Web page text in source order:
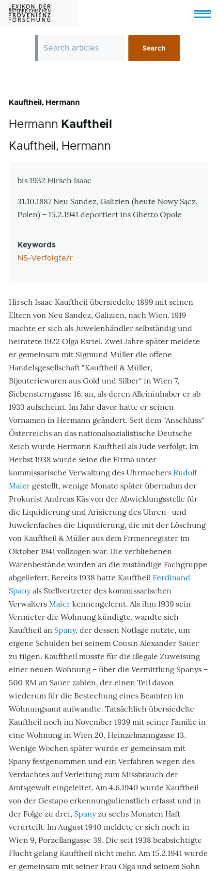
Skip to main content
Menu
Kauftheil, Hermann
Hermann Kauftheil
Kauftheil, Hermann
Zusatzinformationen
bis 1932 Hirsch Isaac
31.10.1887 Neu Sandez, Galizien (heute Nowy Sącz,
Polen) – 15.2.1941 deportiert ins Ghetto Opole
Keywords
NS-Verfolgte/r
Hirsch Isaac Kauftheil übersiedelte 1899 mit seinen
Eltern von Neu Sandez, Galizien, nach Wien. 1919
machte er sich als Juwelenhändler selbständig und
heiratete 1922 Olga Esriel. Zwei Jahre später meldete
er gemeinsam mit Sigmund Müller die offene
Handelsgesellschaft "Kauftheil & Müller,
Bijouteriewaren aus Gold und Silber" in Wien 7,
Siebensterngasse 16, an, als deren Alleininhaber er ab
1933 aufscheint. Im Jahr davor hatte er seinen
Vornamen in Hermann geändert. Seit dem "Anschluss"
Österreichs an das nationalsozialistische Deutsche
Reich wurde Hermann Kauftheil als Jude verfolgt. Im
Herbst 1938 wurde seine die Firma unter
kommissarische Verwaltung des Uhrmachers Rudolf
Maier gestellt, wenige Monate später übernahm der
Prokurist Andreas Käs von der Abwicklungsstelle für
die Liquidierung und Arisierung des Uhren- und
Juwelenfaches die Liquidierung, die mit der Löschung
von Kauftheil & Müller aus dem Firmenregister im
Oktober 1941 vollzogen war. Die verbliebenen
Warenbestände wurden an die zuständige Fachgruppe
abgeliefert. Bereits 1938 hatte Kauftheil Ferdinand
Spanyals Stellvertreter des kommissarischen
Verwalters Maier kennengelernt. Als ihm 1939 sein
Vermieter die Wohnung kündigte, wandte sich
Kauftheil an Spany, der dessen Notlage nutzte, um
eigene Schulden bei seinem Cousin Alexander Sauer
zu tilgen. Kauftheil musste für die illegale Zuweisung
einer neuen Wohnung – über die Vermittlung Spanys –
500 RM an Sauer zahlen, der einen Teil davon
wiederum für die Bestechung eines Beamten im
Wohnungsamt aufwandte. Tatsächlich übersiedelte
Kauftheil noch im November 1939 mit seiner Familie in
eine Wohnung in Wien 20, Heinzelmanngasse 13.
Wenige Wochen später wurde er gemeinsam mit
Spany festgenommen und ein Verfahren wegen des
Verdachtes auf Verleitung zum Missbrauch der
Amtsgewalt eingeleitet. Am 4.6.1940 wurde Kauftheil
von der Gestapo erkennungsdienstlich erfasst und in
der Folge zu drei, Spanyzu sechs Monaten Haft
verurteilt. Im August 1940 meldete er sich noch in
Wien 9, Porzellangasse 39. Die seit 1938 beabsichtigte
Flucht gelang Kauftheil nicht mehr. Am 15.2.1941 wurde
er gemeinsam mit seiner Frau Olga und seinem Sohn